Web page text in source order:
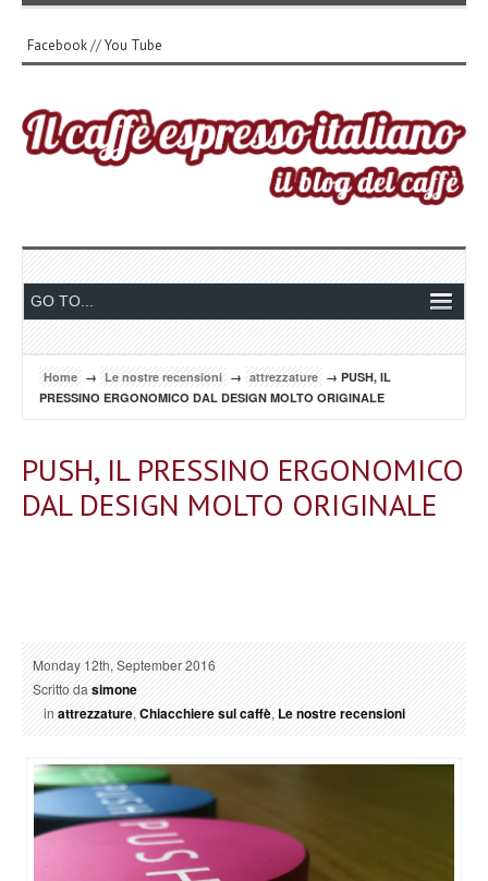
Facebook//You Tube
Home → Le nostre recensioni → attrezzature → PUSH, IL
PRESSINO ERGONOMICO DAL DESIGN MOLTO ORIGINALE
PUSH, IL PRESSINO ERGONOMICO
DAL DESIGN MOLTO ORIGINALE
Monday 12th, September 2016
Scritto dasimone
inattrezzature,Chiacchiere sul caffè,Le nostre recensioni